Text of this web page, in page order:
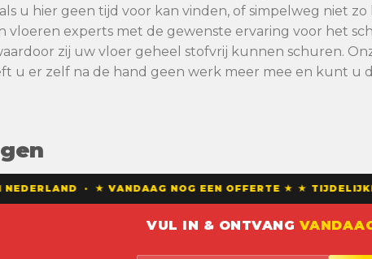
u hier geen tijd voor kan vinden, of simpelweg niet
vloeren experts met de gewenste ervaring voor het
zij uw vloer geheel stofvrij kunnen schuren.
u er zelf na de hand geen werk meer mee en kunt u
· ★ VANDAAG NOG EEN OFFERTE ★ ★
VUL IN & ONTVANG